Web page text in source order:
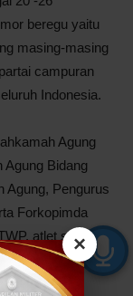
×
beregu yaitu
masing-masing
campuran
Indonesia.
Agung
Agung Bidang
Agung, Pengurus
Forkopimda
atlet serta
photo:Adr)